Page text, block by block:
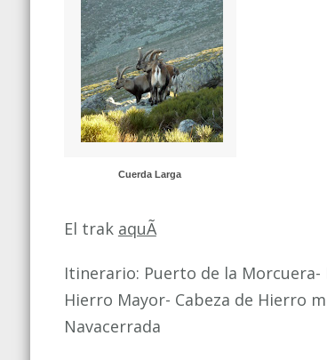
(PTO
DE
LA
MORCUERA-
PTO
DE
Cuerda Larga
El trak aquÃ­
Itinerario: Puerto de la Morcuera-
Hierro Mayor- Cabeza de Hierro
Navacerrada